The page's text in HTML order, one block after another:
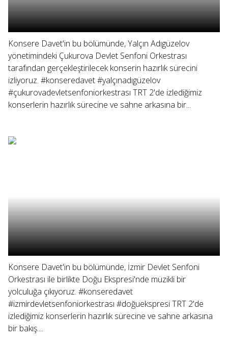
Konsere Davet'in bu bölümünde, Yalçın Adıgüzelov
yönetimindeki Çukurova Devlet Senfoni Orkestrası
tarafından gerçekleştirilecek konserin hazırlık sürecini
izliyoruz. #konseredavet #yalçınadıgüzelov
#çukurovadevletsenfoniorkestrası TRT 2'de izlediğimiz
konserlerin hazırlık sürecine ve sahne arkasına bir...
Konsere Davet'in bu bölümünde, İzmir Devlet Senfoni
Orkestrası ile birlikte Doğu Ekspresi'nde müzikli bir
yolculuğa çıkıyoruz. #konseredavet
#izmirdevletsenfoniorkestrası #doğuekspresi TRT 2'de
izlediğimiz konserlerin hazırlık sürecine ve sahne arkasına
bir bakış....